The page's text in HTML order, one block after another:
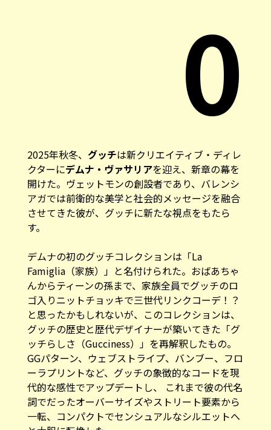
0
クターにデムナ・ヴァサリアを迎え、新章の幕を
開けた。ヴェットモンの創設者であり、バレンシ
アガでは前衛的な美学と社会的メッセージを融合
させてきた彼が、グッチに新たな視点をもたら
す。
Famiglia（家族） 」と名付けられた。おばあちゃ
んからティーンの孫まで、家族全員でグッチのロ
ゴ入りニットチョッキで三世代リンクコーデ！？
と思ったかもしれないが、このコレクションは、
グッチの歴史と歴代デザイナーが築いてきた「グ
ッチらしさ（Gucciness）」を再解釈したもの。
GGパターン、ウェブストライプ、バンブー、フロ
ーラプリントなど、グッチの象徴的なコードを現
代的な感性でアップデートし、 これまで彼の代名
詞でだったオーバーサイズやストリート要素から
一転、コンパクトでセンシュアルなシルエットへ
と大胆に転換した。